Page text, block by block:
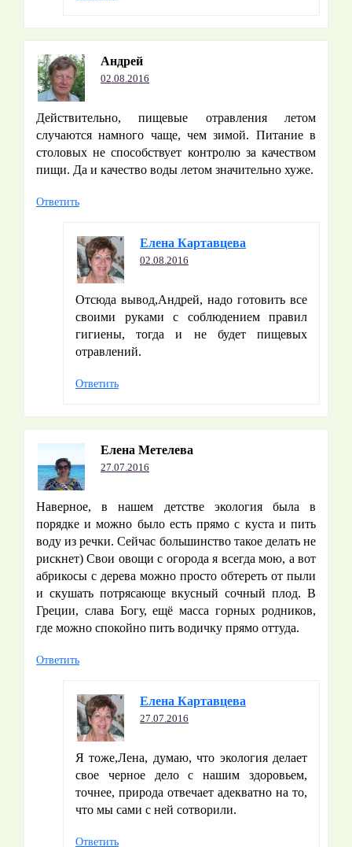
Андрей
02.08.2016
Действительно, пищевые отравления летом
случаются намного чаще, чем зимой. Питание в
столовых не способствует контролю за качеством
пищи. Да и качество воды летом значительно хуже.
Ответить
Елена Картавцева
02.08.2016
Отсюда вывод,Андрей, надо готовить все
своими руками с соблюдением правил
гигиены, тогда и не будет пищевых
отравлений.
Ответить
Елена Метелева
27.07.2016
Наверное, в нашем детстве экология была в
порядке и можно было есть прямо с куста и пить
воду из речки. Сейчас большинство такое делать не
рискнет) Свои овощи с огорода я всегда мою, а вот
абрикосы с дерева можно просто обтереть от пыли
и скушать потрясающе вкусный сочный плод. В
Греции, слава Богу, ещё масса горных родников,
где можно спокойно пить водичку прямо оттуда.
Ответить
Елена Картавцева
27.07.2016
Я тоже,Лена, думаю, что экология делает
свое черное дело с нашим здоровьем,
точнее, природа отвечает адекватно на то,
что мы сами с ней сотворили.
Ответить